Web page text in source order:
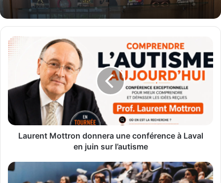
célébrations locales, des membres de la SNQ Laval et
plusieurs dignitaires, étaient présents lors du lancement,
chansonnier lavallois Patrice Massicotte assurait
l’animation musicale de la soirée.
Laurent
Mottron
donnera
conférence
à
juin
Laurent Mottron donnera une conférence à Laval
en juin sur l’autisme
La